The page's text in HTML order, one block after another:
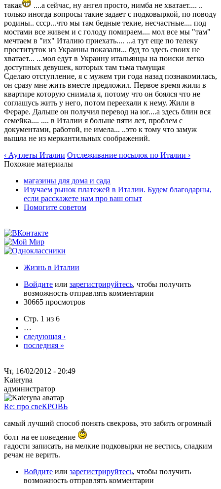
такая
....а сейчас, ну ангел просто, нимба не хватает.... ..
только иногда вопросы такие задает с подковыркой, по поводу
родины.. ссср...что мы там бедные текие, несчастные.... под
мостами все живем и с голоду помираем.... мол все мы "там"
мечтаем в "их" Италию приехать.... ...а тут еще по телеку
проституток из Украины показали... буд то здесь своих не
хватает... ...мол едут в Украину итальянцы на поиски легко
доступных девушек, которых там тьма тьмущая
Сделаю отступление, я с мужем три года назад познакомилась,
он сразу мне жить вместе предложил. Первое время жили в
квартире которую снимала я, потому что он боялся что не
соглашусь жить у него, потом переехали к нему. Жили в
Фераре. Дальше он получил перевод на юг....а здесь блин вся
семейка.... .... в Италии я больше пяти лет, проблем с
документами, работой, не имела... ..это к тому что замуж
вышла не из меркантильных соображений.
‹ Аутлеты Италии Отслеживание посылок по Италии ›
Похожие материалы
магазины для дома и сада
Изучаем рынок платежей в Италии. Будем благодарны,
если расскажете нам про ваш опыт
Помогите советом
Жизнь в Италии
Войдите или зарегистрируйтесь, чтобы получить
возможность отправлять комментарии
30665 просмотров
Стр. 1 из 6
…
следующая ›
последняя »
Чт, 16/02/2012 - 20:49
Kateryna
администратор
Re: про свеКРОВЬ
самый лучший способ понять свекровь, это забить огромный
болт на ее поведение
гадости записать, на мелкие подковырки не вестись, сладким
речам не верить.
Войдите или зарегистрируйтесь, чтобы получить
возможность отправлять комментарии